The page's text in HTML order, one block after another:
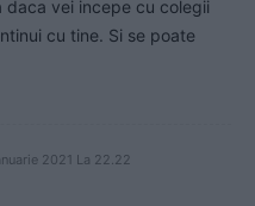
daca vei incepe cu colegii
cu tine. Si se poate
2021 La 22.22